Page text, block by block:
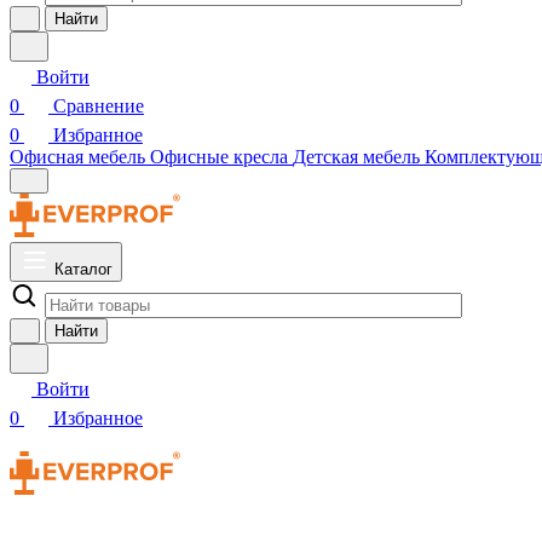
Найти
Войти
0
Сравнение
0
Избранное
Офисная мебель Офисные кресла Детская мебель
Каталог
Найти
Войти
0
Избранное